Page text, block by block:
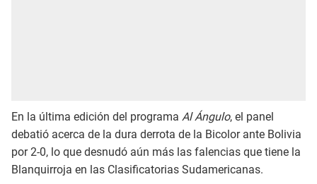
En la última edición del programa Al Ángulo, el panel
debatió acerca de la dura derrota de la Bicolor ante Bolivia
por 2-0, lo que desnudó aún más las falencias que tiene la
Blanquirroja en las Clasificatorias Sudamericanas.